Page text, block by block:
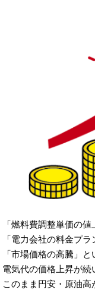
「燃料費調整単価の値
「電力会社の料金プラ
「市場価格の高騰」
電気代の価格上昇が続
このまま円安・原油